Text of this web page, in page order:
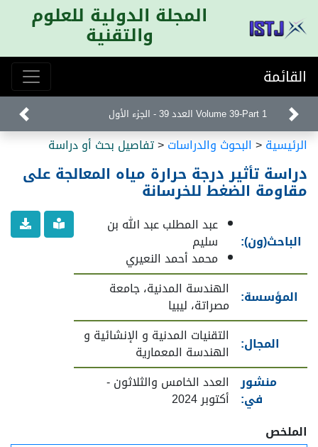
المجلة الدولية للعلوم
والتقنية
القائمة
Volume 39-Part 1 العدد 39 - الجزء الأول
الرئيسية< البحوث والدراسات<تفاصيل بحث أو دراسة
دراسة تأثير درجة حرارة مياه المعالجة على
مقاومة الضغط للخرسانة
الباحث(ون):
عبد المطلب عبد الله بن
سليم
محمد أحمد النعيري
المؤسسة:
الهندسة المدنية، جامعة
مصراتة، ليبيا
المجال:
التقنيات المدنية و الإنشائية و
الهندسة المعمارية
منشور
في:
العدد الخامس والثلاثون -
أكتوبر 2024
الملخص